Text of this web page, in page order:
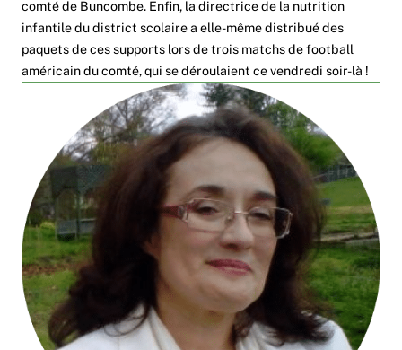
comté de Buncombe. Enfin, la directrice de la nutrition
infantile du district scolaire a elle-même distribué des
paquets de ces supports lors de trois matchs de football
américain du comté, qui se déroulaient ce vendredi soir-là !